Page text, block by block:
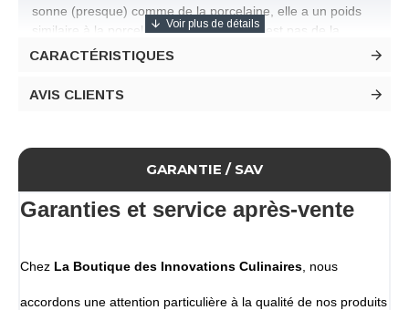
sonne (presque) comme de la porcelaine, elle a un poids
similaire à la porcelaine et pourtant ce n'est pas de la
porcelaine !
New Bone China est un nouveau type de description de
matériau, provenant principalement d'Asie, qui se contente
famille de la porcelaine
Forme idéale pour les chefs exigeants.
Diamètre 240 mm
Hauteur 25 mm
Lot de 6 assiettes rondes
CARACTÉRISTIQUES
AVIS CLIENTS
GARANTIE / SAV
Garanties et service après-vente
Chez La Boutique des Innovations Culinaires , nous
accordons une attention particulière à la qualité de nos produits